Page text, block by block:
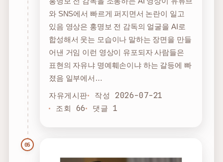
와 SNS에서 빠르게 퍼지면서 논란이 일고
있음 영상은 홍명보 전 감독의 얼굴을 AI로
합성해서 웃는 모습이나 말하는 장면을 만들
어낸 거임 이런 영상이 유포되자 사람들은
표현의 자유냐 명예훼손이냐 하는 갈등에 빠
졌음 일부에서…
자유게시판
작성 2026-07-21
조회 66
댓글 1
05